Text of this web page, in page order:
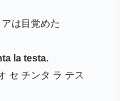
は目覚めた
la testa.
セ チンタ ラ テス